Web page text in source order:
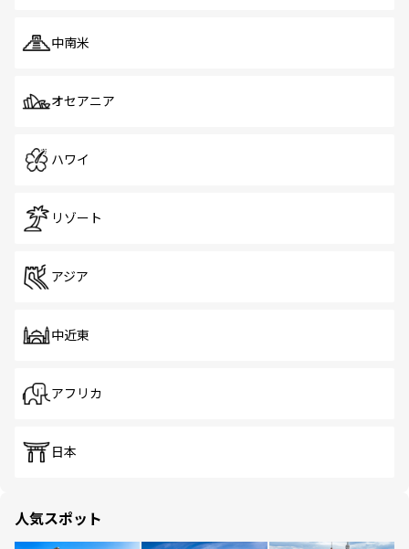
中南米
オセアニア
ハワイ
リゾート
アジア
中近東
アフリカ
日本
人気スポット